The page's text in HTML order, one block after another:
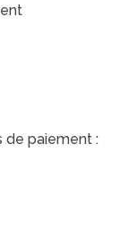
de paiement :